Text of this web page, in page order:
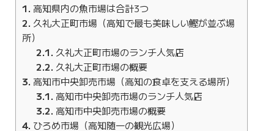
1 高知県内の魚市場は合計3つ
2 久礼大正町市場（高知で最も美味しい鰹が並ぶ場
所）
2.1 久礼大正町市場のランチ人気店
2.2 久礼大正町市場の概要
3 高知市中央卸売市場（高知の食卓を支える場所）
3.1 高知市中央卸売市場のランチ人気店
3.2 高知市中央卸売市場の概要
4 ひろめ市場（高知随一の観光広場）